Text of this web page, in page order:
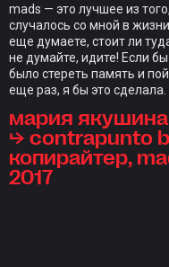
mads — это лучшее из
случалось со мной в
еще думаете, стоит ли
не думайте, идите! Если
было стереть память и
еще раз, я бы это сделала.
мария якушина
⮡ contrapunto
копирайтер,
2017